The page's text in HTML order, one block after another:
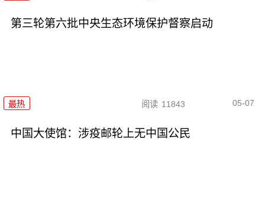
第三轮第六批中央生态环境保护督察启动
最热 阅读 11843 05-07
中国大使馆：涉疫邮轮上无中国公民